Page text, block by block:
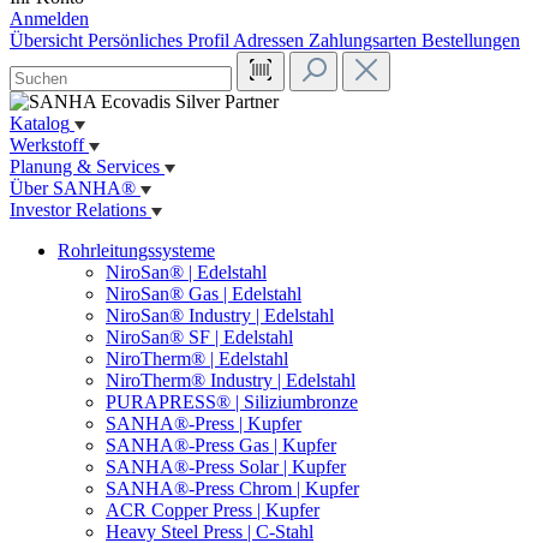
Anmelden
Übersicht Persönliches Profil Adressen Zahlungsarten Bestellungen
Katalog
Werkstoff
Planung & Services
Über SANHA®
Investor Relations
Rohrleitungssysteme
NiroSan® | Edelstahl
NiroSan® Gas | Edelstahl
NiroSan® Industry | Edelstahl
NiroSan® SF | Edelstahl
NiroTherm® | Edelstahl
NiroTherm® Industry | Edelstahl
PURAPRESS® | Siliziumbronze
SANHA®-Press | Kupfer
SANHA®-Press Gas | Kupfer
SANHA®-Press Solar | Kupfer
SANHA®-Press Chrom | Kupfer
ACR Copper Press | Kupfer
Heavy Steel Press | C-Stahl